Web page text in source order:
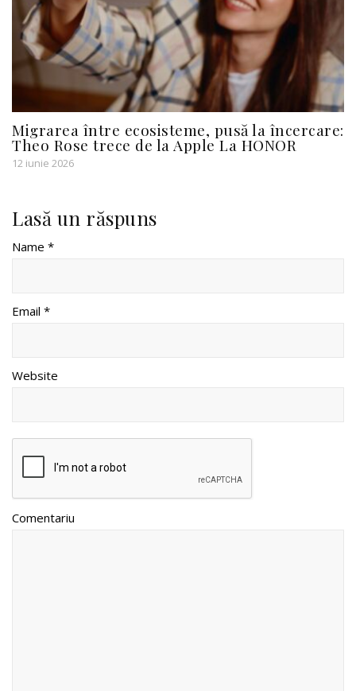
Migrarea între ecosisteme, pusă la încercare:
Theo Rose trece de la Apple La HONOR
12 iunie 2026
Lasă un răspuns
Name *
Email *
Website
Comentariu